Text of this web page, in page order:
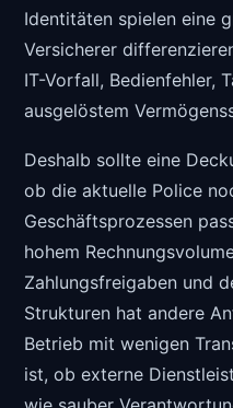
Identitäten spielen eine
Versicherer
IT-Vorfall, Bedienfehler,
ausgelöstem
Deshalb sollte eine
ob die aktuelle Police
Geschäftsprozessen
hohem
Zahlungsfreigaben und
Strukturen hat andere
Betrieb mit wenigen
ist, ob externe